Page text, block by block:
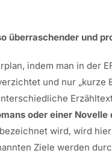
überraschender und
indem man in der
und nur „kurze
oder einer
wird, wird
Ziele werden